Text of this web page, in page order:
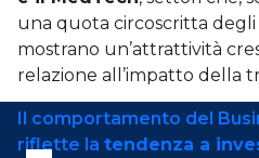
una quota circoscritta
mostrano un’attrattività
relazione all’impatto della
Il comportamento del
riflette la tendenza a